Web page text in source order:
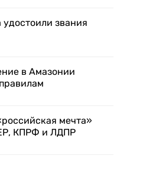
звания
в Амазонии
мечта»
КПРФ и ЛДПР